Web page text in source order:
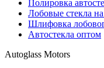
Полировка
Лобовые стекла
Шлифовка
Автостекла оптом
Autoglass Motors